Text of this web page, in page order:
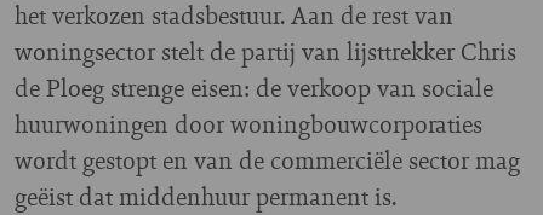
het verkozen stadsbestuur. Aan de rest van
woningsector stelt de partij van lijsttrekker Chris
de Ploeg strenge eisen: de verkoop van sociale
huurwoningen door woningbouwcorporaties
wordt gestopt en van de commerciële sector mag
geëist dat middenhuur permanent is.